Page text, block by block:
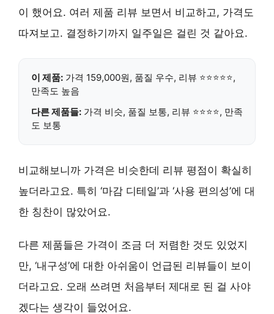
이 했어요. 여러 제품 리뷰 보면서 비교하고, 가격도
따져보고. 결정하기까지 일주일은 걸린 것 같아요.
이 제품: 가격 159,000원, 품질 우수, 리뷰 ⭐⭐⭐⭐⭐,
만족도 높음
다른 제품들: 가격 비슷, 품질 보통, 리뷰 ⭐⭐⭐⭐, 만족
도 보통
비교해보니까 가격은 비슷한데 리뷰 평점이 확실히
높더라고요. 특히 ‘마감 디테일’과 ‘사용 편의성’에 대
한 칭찬이 많았어요.
다른 제품들은 가격이 조금 더 저렴한 것도 있었지
만, ‘내구성’에 대한 아쉬움이 언급된 리뷰들이 보이
더라고요. 오래 쓰려면 처음부터 제대로 된 걸 사야
겠다는 생각이 들었어요.